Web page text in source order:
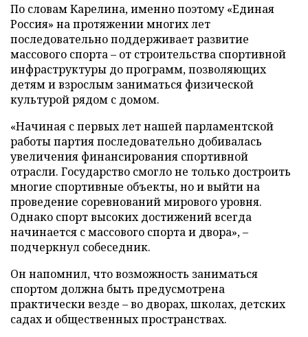
По словам Карелина, именно поэтому «Единая
Россия» на протяжении многих лет
последовательно поддерживает развитие
массового спорта – от строительства спортивной
инфраструктуры до программ, позволяющих
детям и взрослым заниматься физической
культурой рядом с домом.
«Начиная с первых лет нашей парламентской
работы партия последовательно добивалась
увеличения финансирования спортивной
отрасли. Государство смогло не только достроить
многие спортивные объекты, но и выйти на
проведение соревнований мирового уровня.
Однако спорт высоких достижений всегда
начинается с массового спорта и двора», –
подчеркнул собеседник.
Он напомнил, что возможность заниматься
спортом должна быть предусмотрена
практически везде – во дворах, школах, детских
садах и общественных пространствах.